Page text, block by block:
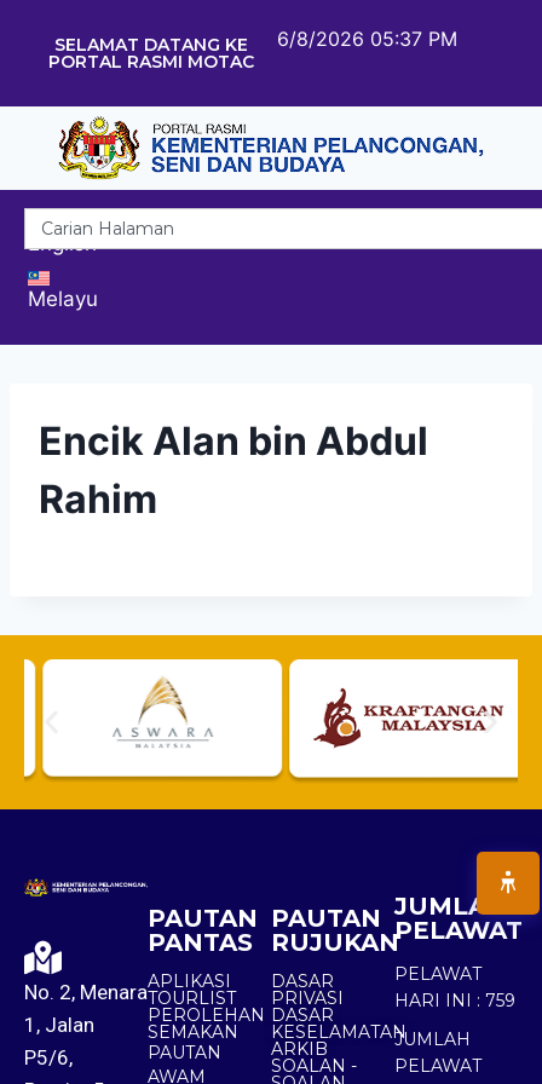
SELAMAT DATANG KE
PORTAL RASMI MOTAC
6/8/2026 05:37 PM
English
Melayu
Encik Alan bin Abdul
Rahim
No. 2, Menara
1, Jalan
P5/6,
PAUTAN
PANTAS
APLIKASI
TOURLIST
PEROLEHAN
SEMAKAN
PAUTAN
AWAM
PAUTAN
RUJUKAN
DASAR
PRIVASI
DASAR
KESELAMATAN
ARKIB
SOALAN -
JUMLAH
PELAWAT
PELAWAT
HARI INI : 759
JUMLAH
PELAWAT